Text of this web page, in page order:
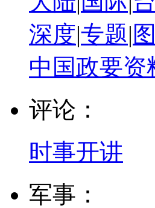
深度|专题|
中国政要资
评论：
时事开讲
军事：